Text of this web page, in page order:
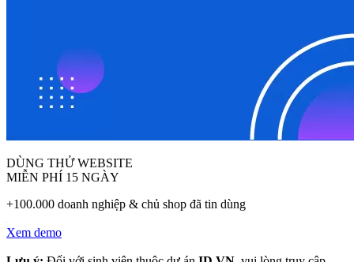
DÙNG THỬ WEBSITE
MIỄN PHÍ 15 NGÀY
+100.000 doanh nghiệp & chủ shop đã tin dùng
Xem demo